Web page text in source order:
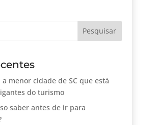
menor cidade de SC que está
do turismo
saber antes de ir para